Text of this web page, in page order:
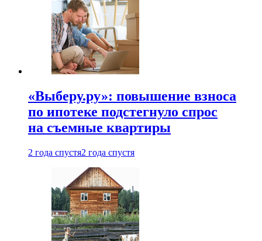
«Выберу.ру»: повышение взноса
по ипотеке подстегнуло спрос
на съемные квартиры
2 года спустя2 года спустя